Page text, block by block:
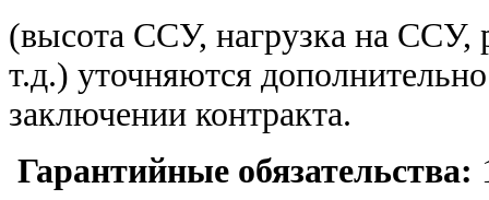
(высота ССУ, нагрузка на ССУ,
т.д.) уточняются
заключении контракта.
Гарантийные обязательства: